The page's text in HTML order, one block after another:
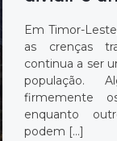
Em Timor-
as crenças
continua a ser
população.
firmemente
enquanto
podem […]